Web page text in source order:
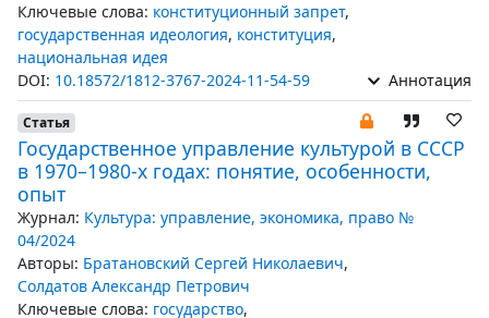
Ключевые слова: конституционный запрет,
государственная идеология, конституция,
национальная идея
DOI: 10.18572/1812-3767-2024-11-54-59 Аннотация
Статья
Государственное управление культурой в СССР
в 1970–1980-х годах: понятие, особенности,
опыт
Журнал: Культура: управление, экономика, право №
04/2024
Авторы: Братановский Сергей Николаевич,
Солдатов Александр Петрович
Ключевые слова: государство,